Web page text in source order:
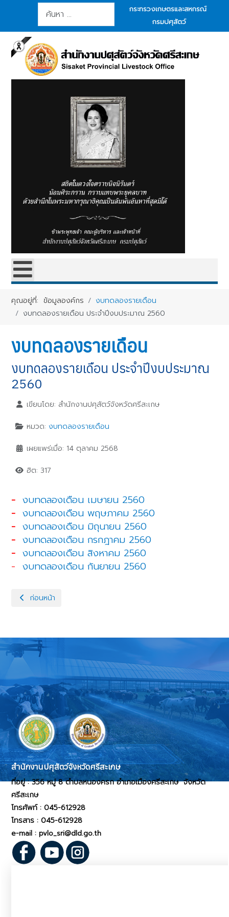
การค้นหา
กระทรวงเกษตรและสหกรณ์
กรมปศุสัตว์
คุณอยู่ที่:ข้อมูลองค์กร
งบทดลองรายเดือน
งบทดลองรายเดือน ประจำปีงบประมาณ 2560
งบทดลองรายเดือน
งบทดลองรายเดือน ประจำปีงบประมาณ
2560
เขียนโดย: สำนักงานปศุสัตว์จังหวัดศรีสะเกษ
หมวด: งบทดลองรายเดือน
เผยแพร่เมื่อ: 14 ตุลาคม 2568
ฮิต: 317
- งบทดลองเดือน เมษายน 2560
- งบทดลองเดือน พฤษภาคม 2560
- งบทดลองเดือน มิถุนายน 2560
- งบทดลองเดือน กรกฎาคม 2560
- งบทดลองเดือน สิงหาคม 2560
- งบทดลองเดือน กันยายน 2560
เนื้อหาก่อนหน้า: งบทดลองรายเดือน ประจำปีงบประมาณ 2561
ก่อนหน้า
สำนักงานปศุสัตว์จังหวัดศรีสะเกษ
ที่อยู่ : 356 หมู่ 8 ตำบลหนองครก อำเภอเมืองศรีสะเกษ จังหวัด
ศรีสะเกษ
โทรศัพท์ : 045-612928
โทรสาร : 045-612928
e-mail : pvlo_sri@dld.go.th